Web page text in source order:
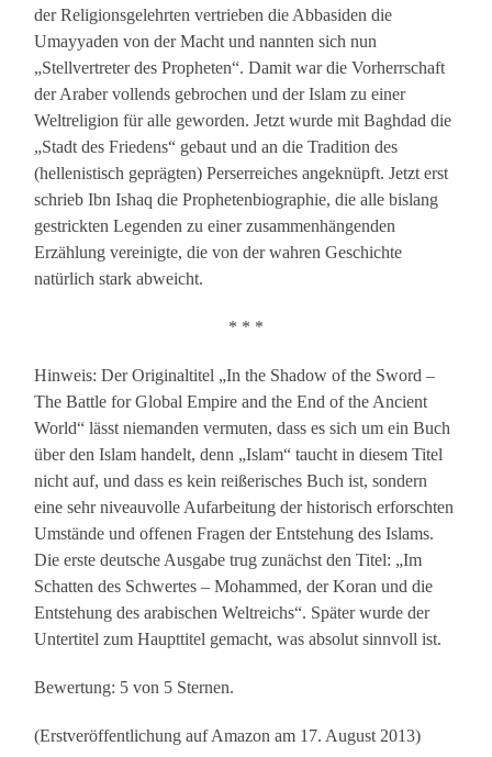
der Religionsgelehrten vertrieben die Abbasiden die
Umayyaden von der Macht und nannten sich nun
„Stellvertreter des Propheten“. Damit war die Vorherrschaft
der Araber vollends gebrochen und der Islam zu einer
Weltreligion für alle geworden. Jetzt wurde mit Baghdad die
„Stadt des Friedens“ gebaut und an die Tradition des
(hellenistisch geprägten) Perserreiches angeknüpft. Jetzt erst
schrieb Ibn Ishaq die Prophetenbiographie, die alle bislang
gestrickten Legenden zu einer zusammenhängenden
Erzählung vereinigte, die von der wahren Geschichte
natürlich stark abweicht.
* * *
Hinweis: Der Originaltitel „In the Shadow of the Sword –
The Battle for Global Empire and the End of the Ancient
World“ lässt niemanden vermuten, dass es sich um ein Buch
über den Islam handelt, denn „Islam“ taucht in diesem Titel
nicht auf, und dass es kein reißerisches Buch ist, sondern
eine sehr niveauvolle Aufarbeitung der historisch erforschten
Umstände und offenen Fragen der Entstehung des Islams.
Die erste deutsche Ausgabe trug zunächst den Titel: „Im
Schatten des Schwertes – Mohammed, der Koran und die
Entstehung des arabischen Weltreichs“. Später wurde der
Untertitel zum Haupttitel gemacht, was absolut sinnvoll ist.
Bewertung: 5 von 5 Sternen.
(Erstveröffentlichung auf Amazon am 17. August 2013)